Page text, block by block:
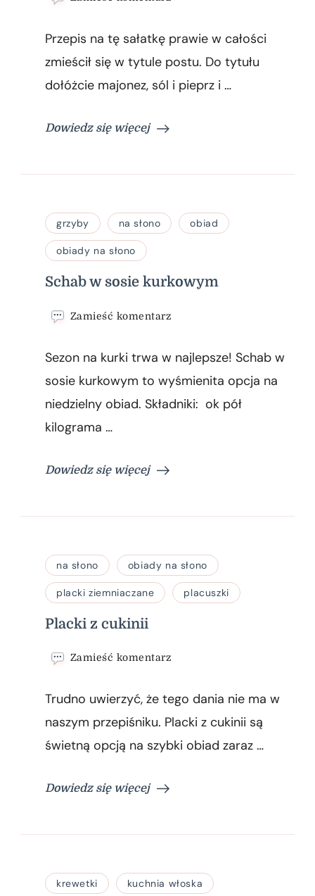
z
ryżu,
ananasa,
sera
Przepis na tę sałatkę prawie w całości
zmieścił się w tytule postu. Do tytułu
dołóżcie majonez, sól i pieprz i …
Dowiedz się więcej
grzyby na słono obiad
obiady na słono
Schab w sosie kurkowym
Zamieść komentarz
w
sosie
kurkowym
Sezon na kurki trwa w najlepsze! Schab w
sosie kurkowym to wyśmienita opcja na
niedzielny obiad. Składniki: ok pół
kilograma …
Dowiedz się więcej
na słono obiady na słono
placki ziemniaczane placuszki
Placki z cukinii
Zamieść komentarz
z
cukinii
Trudno uwierzyć, że tego dania nie ma w
naszym przepiśniku. Placki z cukinii są
świetną opcją na szybki obiad zaraz …
Dowiedz się więcej
krewetki kuchnia włoska